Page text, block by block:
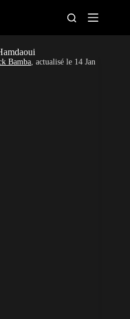
féminine
Bamba, actualisé le 14 Jan